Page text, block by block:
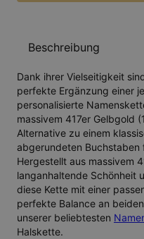
Beschreibung
Dank ihrer Vielseitigkeit
perfekte Ergänzung einer
personalisierte
massivem 417er Gelbgold
Alternative zu einem
abgerundeten Buchstaben
Hergestellt aus massivem
langanhaltende Schönheit
diese Kette mit einer
perfekte Balance an
unserer beliebtesten
Halskette.